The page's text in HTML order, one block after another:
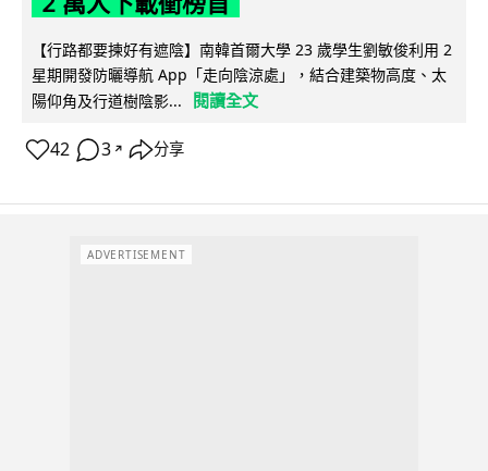
【行路都要揀好有遮陰】南韓首爾大學 23 歲學生劉敏俊利用 2
星期開發防曬導航 App「走向陰涼處」，結合建築物高度、太
陽仰角及行道樹陰影...
閱讀全文
42 3 ↗ 分享
ADVERTISEMENT